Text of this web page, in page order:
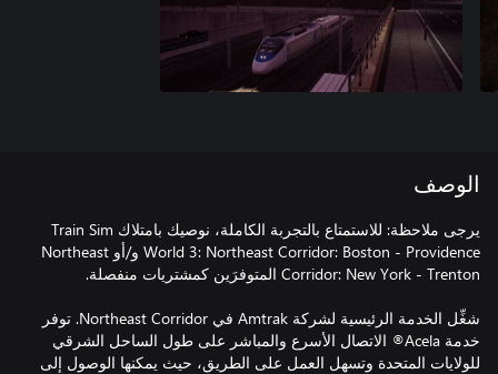
الوصف
يرجى ملاحظة: للاستمتاع بالتجربة الكاملة، نوصيك بامتلاك Train Sim
World 3: Northeast Corridor: Boston - Providence و/أو Northeast
شغِّل الخدمة الرئيسية لشركة Amtrak في Northeast Corridor. توفر
خدمة Acela® الاتصال الأسرع والمباشر على طول الساحل الشرقي
للولايات المتحدة وتسهل العمل على الطريق، حيث يمكنها الوصول إلى